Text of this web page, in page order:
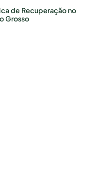
de Recuperação no
Grosso